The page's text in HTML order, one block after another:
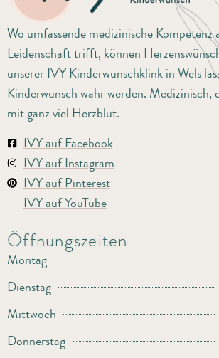
Wo umfassende medizinische
Leidenschaft trifft, können
unserer IVY Kinderwunschklink in Wels
Kinderwunsch wahr werden. Medizinisch,
mit ganz viel Herzblut.
IVY auf Facebook
IVY auf Instagram
IVY auf Pinterest
IVY auf YouTube
Öffnungszeiten
Montag
Dienstag
Mittwoch
Donnerstag